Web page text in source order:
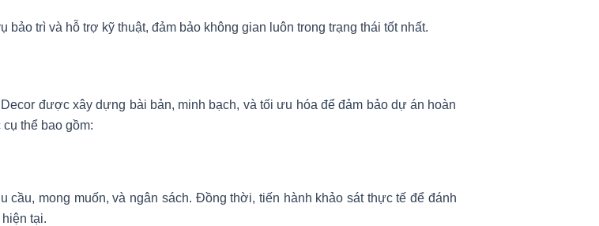
trì và hỗ trợ kỹ thuật, đảm bảo không gian luôn trong trạng thái tốt nhất.
được xây dựng bài bản, minh bạch, và tối ưu hóa để đảm bảo dự án hoàn
thể bao gồm:
mong muốn, và ngân sách. Đồng thời, tiến hành khảo sát thực tế để đánh
tại.